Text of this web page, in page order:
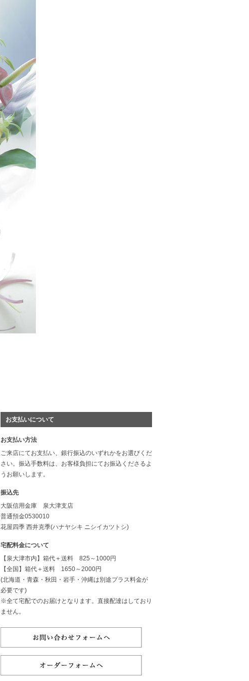
お支払いについて
お支払い方法
ご来店にてお支払い、銀行振込のいずれかをお選びくだ
さい。振込手数料は、お客様負担にてお振込くださるよ
うお願いします。
振込先
大阪信用金庫 泉大津支店
普通預金0530010
花屋四季 西井克季(ハナヤシキ ニシイカツトシ)
宅配料金について
【泉大津市内】箱代＋送料 825～1000円
【全国】箱代＋送料 1650～2000円
(北海道・青森・秋田・岩手・沖縄は別途プラス料金が
必要です)
※全て宅配でのお届けとなります。直接配達はしており
ません。